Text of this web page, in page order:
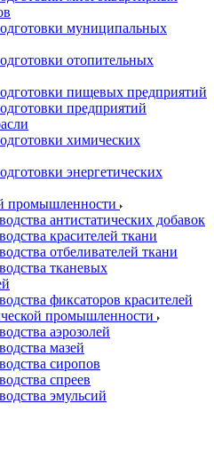
муниципальных
отопительных
пищевых предприятий
предприятий
химических
энергетических
промышленности
антистатических добавок
красителей ткани
отбеливателей ткани
тканевых
фиксаторов красителей
промышленности
аэрозолей
мазей
сиропов
спреев
эмульсий